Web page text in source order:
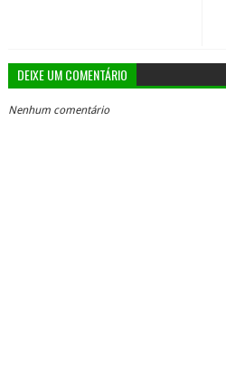
DEIXE UM COMENTÁRIO
Nenhum comentário